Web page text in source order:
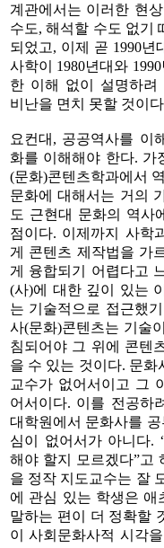
계관에서는 이러한 현
수도, 해석할 수도 없기
되었고, 이제 곧 1990년
사학이 1980년대와
한 이해 없이 설명하려
비난을 면치 못할 것이
요컨대, 공공역사를 이
화를 이해해야 한다. 가
(문화)콘텐츠학과에서
문화에 대해서는 거의
도 근현대 문화의 역사
점이다. 이제까지 사학
게 콘텐츠 제작법을 가
게 융합되기 어렵다고
(사)에 대한 깊이 있는
는 기술적으로 접근했
사(문화)콘텐츠는 기술
침되어야 그 위에 콘텐
을 수 있는 것이다. 문화
교수가 없어서이고 그
어서이다. 이를 전공하
대학원에서 문화사를
심이 없어서가 아니다.
해야 할지 모르겠다”고
을 정작 지도교수는 잘
에 관심 있는 학생은 애
말하는 편이 더 정확할
이 사회문화사적 시각